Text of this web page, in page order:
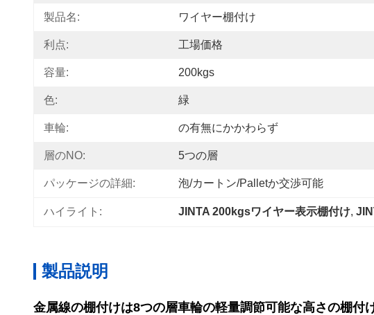
製品名: ワイヤー棚付け
利点: 工場価格
容量: 200kgs
色: 緑
車輪: の有無にかかわらず
層のNO: 5つの層
パッケージの詳細: 泡/カートン/palletか交渉可能
ハイライト: JINTA 200kgsワイヤー表示棚付け,
製品説明
金属線の棚付けは8つの層車輪の軽量調節可能な高さの棚付